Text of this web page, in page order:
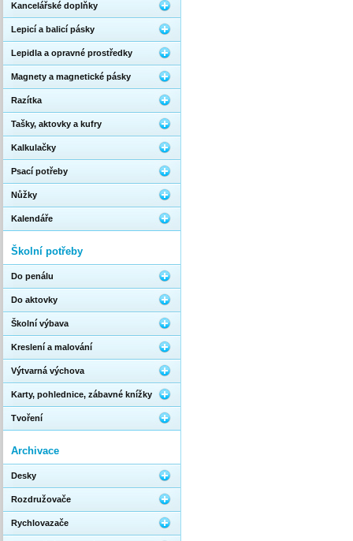
Kancelářské doplňky
Lepicí a balicí pásky
Lepidla a opravné prostředky
Magnety a magnetické pásky
Razítka
Tašky, aktovky a kufry
Kalkulačky
Psací potřeby
Nůžky
Kalendáře
Školní potřeby
Do penálu
Do aktovky
Školní výbava
Kreslení a malování
Výtvarná výchova
Karty, pohlednice, zábavné knížky
Tvoření
Archivace
Desky
Rozdružovače
Rychlovazače